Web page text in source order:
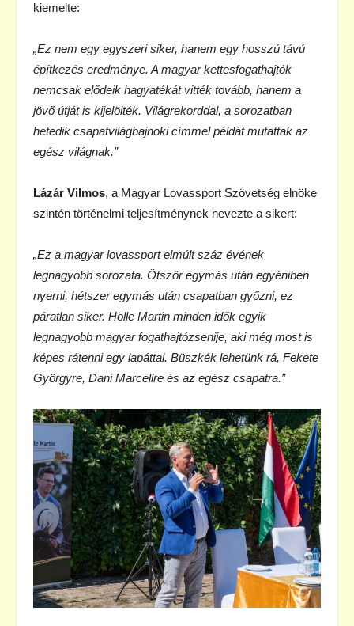
kiemelte:
„Ez nem egy egyszeri siker, hanem egy hosszú távú
építkezés eredménye. A magyarkettesfogathajtók
nemcsak elődeik hagyatékát vitték tovább, hanem a
jövő útját is kijelölték. Világrekorddal, a sorozatban
hetedik csapatvilágbajnoki címmel példátmutattak az
egész világnak.”
Lázár Vilmos, a Magyar Lovassport Szövetség elnöke
szintén történelmi teljesítménynek nevezte a sikert:
„Ez a magyar lovassport elmúlt száz évének
legnagyobb sorozata. Ötször egymás után egyéniben
nyerni, hétszer egymás után csapatban győzni, ez
páratlan siker. Hölle Martin minden idők egyik
legnagyobb magyar fogathajtózsenije, aki még most is
képes rátenniegy lapáttal. Büszkék lehetünk rá, Fekete
Györgyre, Dani Marcellre és az egész csapatra.”